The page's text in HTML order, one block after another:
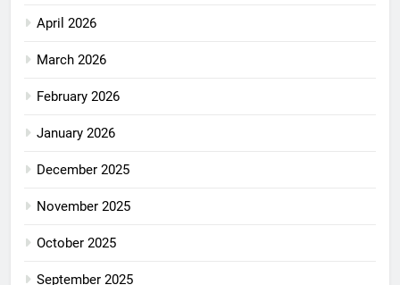
April 2026
March 2026
February 2026
January 2026
December 2025
November 2025
October 2025
September 2025